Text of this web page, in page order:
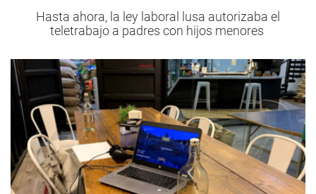
Hasta ahora, la ley laboral lusa autorizaba el
teletrabajo a padres con hijos menores